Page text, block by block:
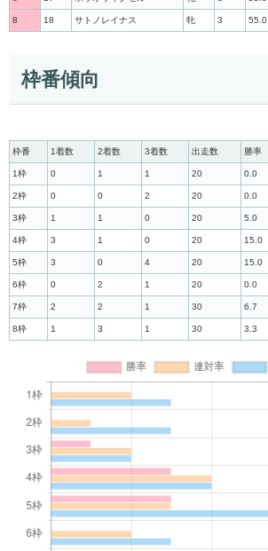
8 18 サトノレイナス 牝 3 55.0
枠番傾向
枠番 1着数 2着数 3着数 出走数 勝率
1枠 0 1 1 20 0.0
2枠 0 0 2 20 0.0
3枠 1 1 0 20 5.0
4枠 3 1 0 20 15.0
5枠 3 0 4 20 15.0
6枠 0 2 1 20 0.0
7枠 2 2 1 30 6.7
8枠 1 3 1 30 3.3